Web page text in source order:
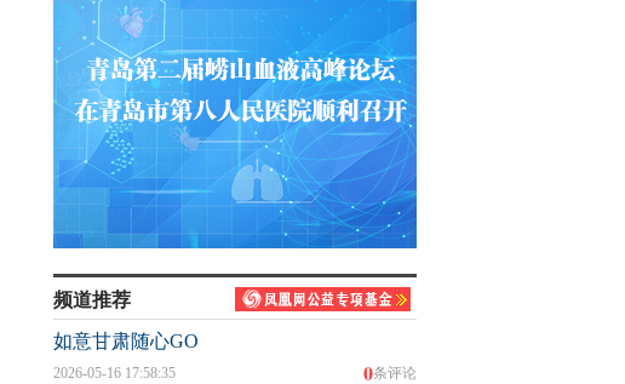
频道推荐
如意甘肃随心GO
0条评论
2026-05-16 17:58:35